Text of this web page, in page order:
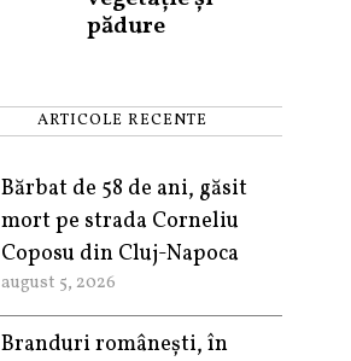
pădure
ARTICOLE RECENTE
Bărbat de 58 de ani, găsit
mort pe strada Corneliu
Coposu din Cluj-Napoca
august 5, 2026
Branduri românești, în